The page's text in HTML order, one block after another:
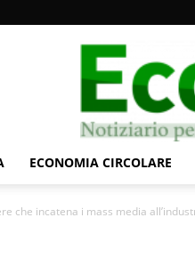
ECONOMIA CIRCOLARE
che incatena i mass media